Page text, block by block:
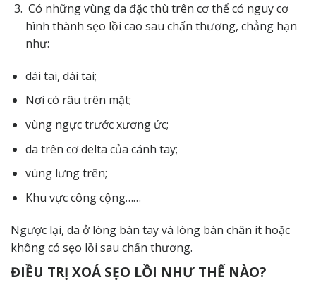
Có những vùng da đặc thù trên cơ thể có nguy cơ
hình thành sẹo lồi cao sau chấn thương, chẳng hạn
như:
dái tai, dái tai;
Nơi có râu trên mặt;
vùng ngực trước xương ức;
da trên cơ delta của cánh tay;
vùng lưng trên;
Khu vực công cộng……
Ngược lại, da ở lòng bàn tay và lòng bàn chân ít hoặc
không có sẹo lồi sau chấn thương.
ĐIỀU TRỊ XOÁ SẸO LỒI NHƯ THẾ NÀO?